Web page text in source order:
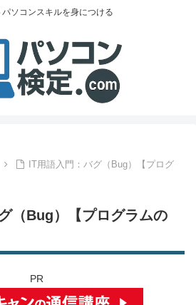
ソコンスキルを身につける
IT用語入門：バグ（Bug）【プログ
（Bug）【プログラムの
PR